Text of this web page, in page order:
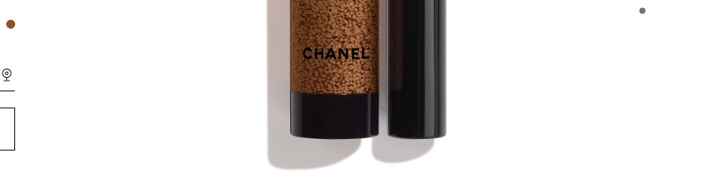
LES BEIGES TOUCHE DE TEINT - product.packShot.APPLICATION_VISUAL_2